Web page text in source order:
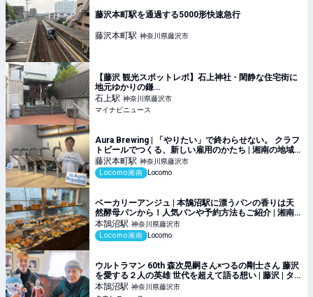
藤沢本町駅を通過する5000形快速急行
藤沢本町駅 神奈川県藤沢市
【藤沢 観光スポットレポ】石上神社 - 閑静な住宅街に
地元ゆかりの鎌…
石上駅 神奈川県藤沢市
マイナビニュース
Aura Brewing | 「やりたい」で終わらせない。 クラフ
トビールでつくる、新しい雇用のかたち | 湘南の地域
メディア Locomo
藤沢本町駅 神奈川県藤沢市
Locomo湘南
Locomo
ベーカリーアンジュ | 本鵠沼駅に漂うパンの香りは天
然酵母パンから！人気パンや予約方法もご紹介 | 湘南
の地域メディア Locomo
本鵠沼駅 神奈川県藤沢市
Locomo湘南
Locomo
ウルトラマン 60th 森次晃嗣さん×つるの剛士さん 藤沢
を愛する２人の英雄 世代を超えて語る想い | 藤沢 | タ
ウンニュース
本鵠沼駅 神奈川県藤沢市